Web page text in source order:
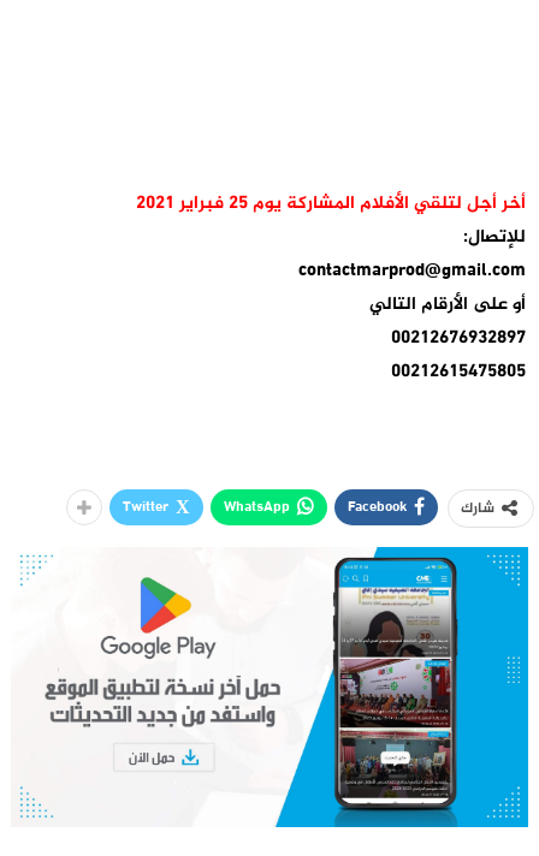
أخر أجل لتلقي الأفلام المشاركة يوم 25 فبراير 2021
للإتصال:
contactmarprod@gmail.com
أو على الأرقام التالي
00212676932897
00212615475805
شارك Facebook
WhatsApp
Twitter